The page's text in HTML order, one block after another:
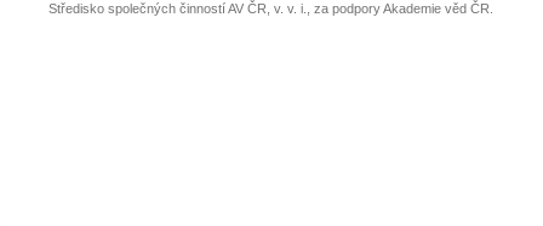
Středisko společných činností AV ČR, v. v. i., za podpory Akademie věd ČR.